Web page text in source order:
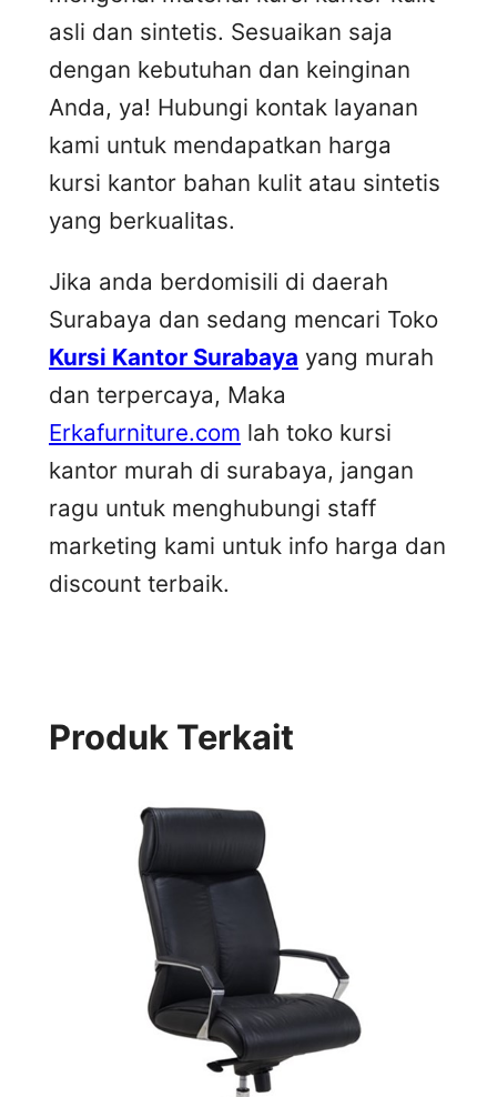
asli dan sintetis. Sesuaikan saja
dengan kebutuhan dan keinginan
Anda, ya! Hubungi kontak layanan
kami untuk mendapatkan harga
kursi kantor bahan kulit atau sintetis
yang berkualitas.
Jika anda berdomisili di daerah
Surabaya dan sedang mencari Toko
Kursi Kantor Surabaya yang murah
dan terpercaya, Maka
Erkafurniture.com lah toko kursi
kantor murah di surabaya, jangan
ragu untuk menghubungi staff
marketing kami untuk info harga dan
discount terbaik.
Produk Terkait